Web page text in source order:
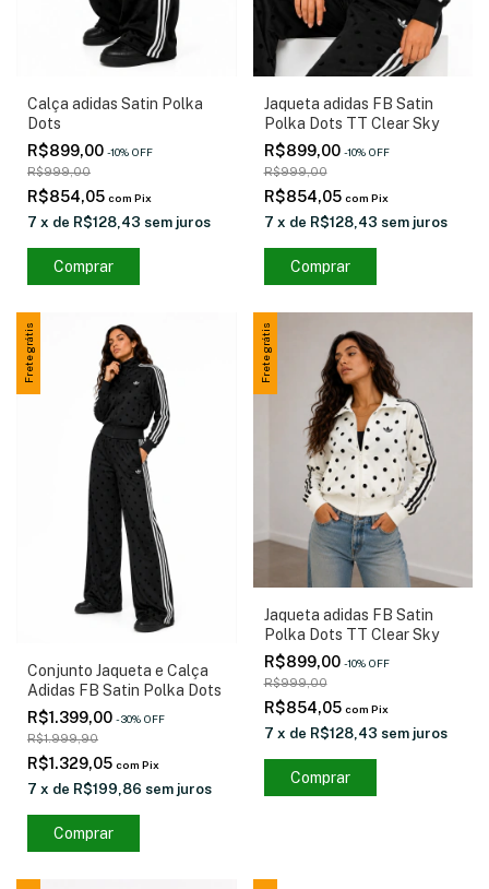
Calça adidas Satin Polka
Dots
R$899,00 -10% OFF
R$999,00
R$854,05 com Pix
7 x de R$128,43 sem juros
Comprar
Jaqueta adidas FB Satin
Polka Dots TT Clear Sky
R$899,00 -10% OFF
R$999,00
R$854,05 com Pix
7 x de R$128,43 sem juros
Comprar
Frete grátis
Conjunto Jaqueta e Calça
Adidas FB Satin Polka Dots
R$1.399,00 -30% OFF
R$1.999,90
R$1.329,05 com Pix
7 x de R$199,86 sem juros
Comprar
Frete grátis
Jaqueta adidas FB Satin
Polka Dots TT Clear Sky
R$899,00 -10% OFF
R$999,00
R$854,05 com Pix
7 x de R$128,43 sem juros
Comprar